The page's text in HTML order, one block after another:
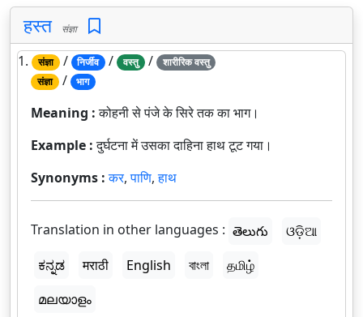
हस्त संज्ञा
1. संज्ञा / निर्जीव / वस्तु /
शारीरिक वस्तु
संज्ञा / भाग
Meaning :कोहनी से पंजे के सिरे तक का भाग।
Example :दुर्घटना में उसका दाहिना हाथ टूट गया।
Synonyms :कर,पाणि,हाथ
Translation in other languages : తెలుగు
ଓଡ଼ିଆ
ಕನ್ನಡ
मराठी English বাংলা
தமிழ்
മലയാളം